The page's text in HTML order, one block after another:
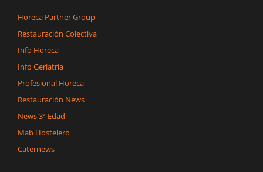
Horeca Partner Group
Restauración Colectiva
Info Horeca
Info Geriatría
Profesional Horeca
Restauración News
News 3ª Edad
Mab Hostelero
Caternews